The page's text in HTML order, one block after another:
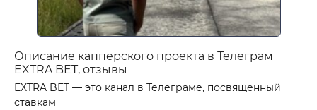
Описание капперского проекта в Телеграм
EXTRA BET, отзывы
EXTRA BET — это канал в Телеграме, посвященный
ставкам